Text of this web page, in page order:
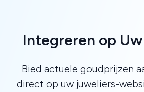
Integreren op
Bied actuele goudprijzen
direct op uw juweliers-